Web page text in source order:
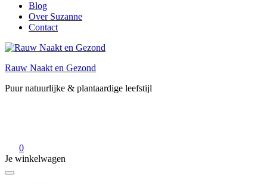
Blog
Over Suzanne
Contact
Rauw Naakt en Gezond
Puur natuurlijke & plantaardige leefstijl
0
Je winkelwagen